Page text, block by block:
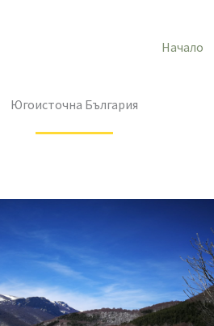
Начало
Югоисточна България